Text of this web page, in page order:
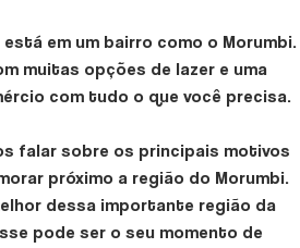
em um bairro como o Morumbi.
muitas opções de lazer e uma
com tudo o que você precisa.
falar sobre os principais motivos
próximo a região do Morumbi.
dessa importante região da
pode ser o seu momento de